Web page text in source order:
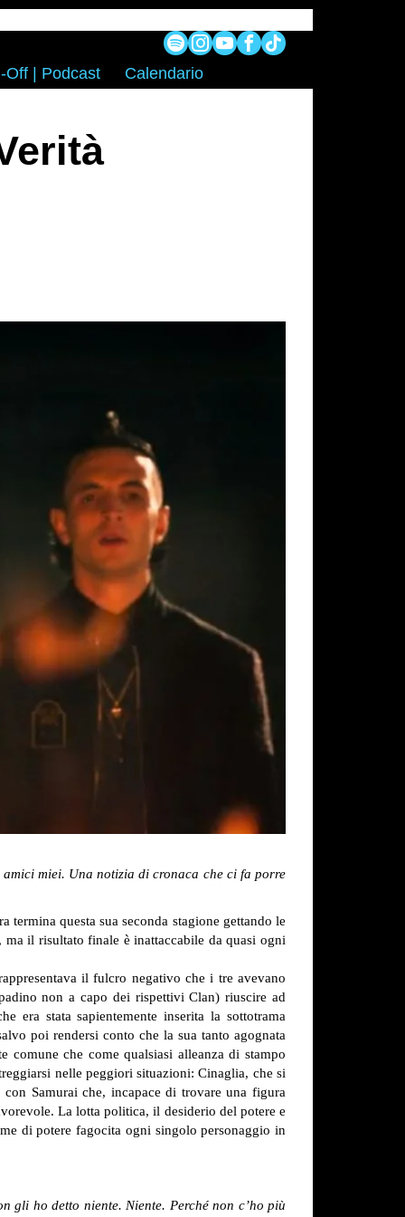
Off | Podcast Calendario
miei. Una notizia di cronaca che ci fa porre
questa sua seconda stagione gettando le
il risultato finale è inattaccabile da quasi ogni
il fulcro negativo che i tre avevano
non a capo dei rispettivi Clan) riuscire ad
era stata sapientemente inserita la sottotrama
poi rendersi conto che la sua tanto agognata
che come qualsiasi alleanza di stampo
nelle peggiori situazioni: Cinaglia, che si
Samurai che, incapace di trovare una figura
La lotta politica, il desiderio del potere e
di potere fagocita ogni singolo personaggio in
gli ho detto niente. Niente. Perché non c’ho più